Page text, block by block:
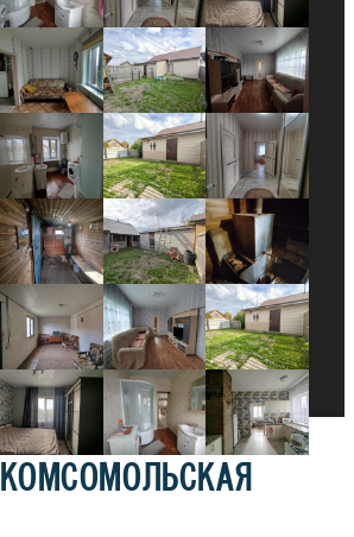
КОМСОМОЛЬСКАЯ